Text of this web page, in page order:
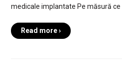
medicale implantate Pe măsură ce
Read more ›